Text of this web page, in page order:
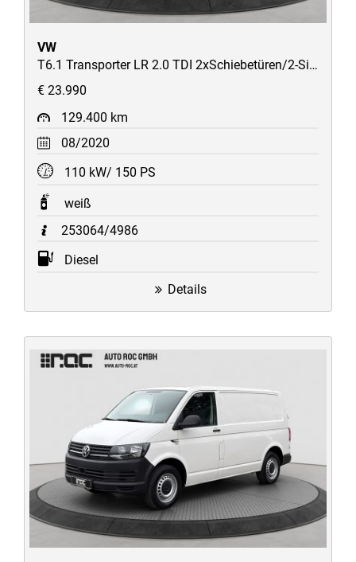
VW
T6.1 Transporter LR 2.0 TDI 2xSchiebetüren/2-Sitzer/AHK/STH/AppConnect/uvm
€ 23.990
129.400 km
08/2020
110 kW/ 150 PS
weiß
253064/4986
Diesel
Details